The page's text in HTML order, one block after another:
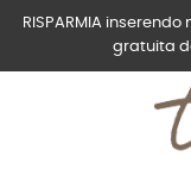
RISPARMIA
gratuita